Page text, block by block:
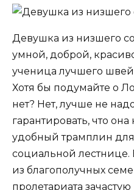
Девушка из низшего
умной, доброй,
ученица лучшего
Хотя бы подумайте о
нет? Нет, лучше не
гарантировать, что
удобный трамплин
социальной лестнице.
из благополучных
пролетариата